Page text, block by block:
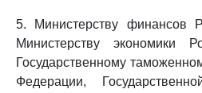
5. Министерству финансов
Министерству экономики
Государственному
Федерации,